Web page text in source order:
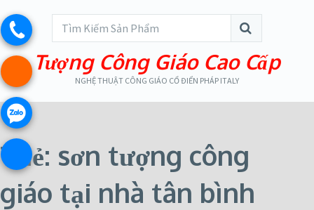
Tượng Công Giáo Cao Cấp
NGHỆ THUẬT CÔNG GIÁO CỔ ĐIỂN PHÁP ITALY
Thẻ: sơn tượng công
giáo tại nhà tân bình